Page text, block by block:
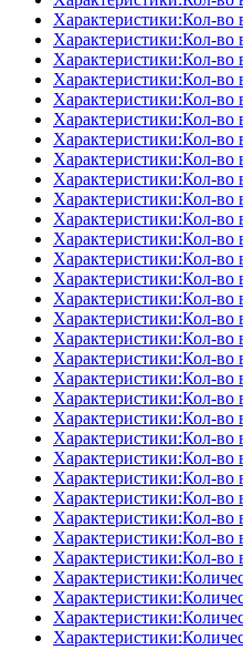
Характеристики:Кол-во
Характеристики:Кол-во
Характеристики:Кол-во
Характеристики:Кол-во
Характеристики:Кол-во
Характеристики:Кол-во
Характеристики:Кол-во
Характеристики:Кол-во
Характеристики:Кол-во
Характеристики:Кол-во
Характеристики:Кол-во
Характеристики:Кол-во
Характеристики:Кол-во
Характеристики:Кол-во
Характеристики:Кол-во
Характеристики:Кол-во
Характеристики:Кол-во
Характеристики:Кол-во
Характеристики:Кол-во
Характеристики:Кол-во
Характеристики:Кол-во
Характеристики:Кол-во
Характеристики:Кол-во
Характеристики:Кол-во
Характеристики:Кол-во
Характеристики:Кол-во
Характеристики:Кол-во
Характеристики:Кол-во